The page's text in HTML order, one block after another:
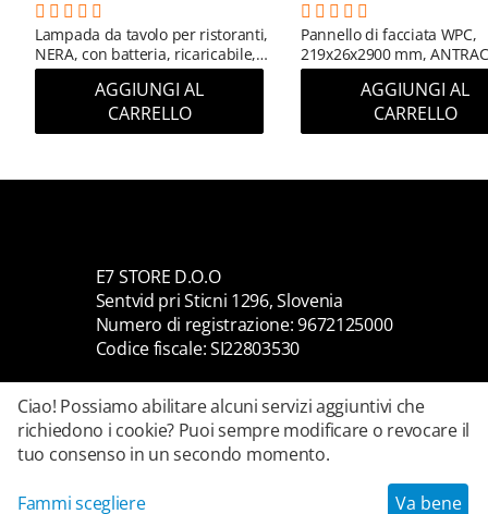
Lampada da tavolo per ristoranti,
NERA, con batteria, ricaricabile,
3600 mAh
AGGIUNGI AL
CARRELLO
Pannello di facciata WPC,
219x26x2900 mm,
(RAL 7016) (0,63 m²)
AGGIUNGI AL
CARRELLO
E7 STORE D.O.O
Sentvid pri Sticni 1296, Slovenia
Numero di registrazione: 9672125000
Codice fiscale: SI22803530
Ciao! Possiamo abilitare alcuni servizi aggiuntivi che
richiedono i cookie? Puoi sempre modificare o revocare il
tuo consenso in un secondo momento.
Fammi scegliere Va bene